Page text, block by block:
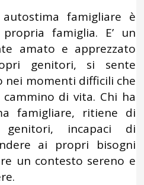
famigliare è
famiglia. E’ un
amato e apprezzato
genitori, si sente
momenti difficili che
di vita. Chi ha
famigliare, ritiene di
incapaci di
ai propri bisogni
un contesto sereno e